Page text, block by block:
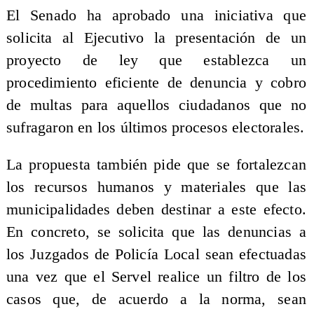
El Senado ha aprobado una iniciativa que
solicita al Ejecutivo la presentación de un
proyecto de ley que establezca un
procedimiento eficiente de denuncia y cobro
de multas para aquellos ciudadanos que no
sufragaron en los últimos procesos electorales.
La propuesta también pide que se fortalezcan
los recursos humanos y materiales que las
municipalidades deben destinar a este efecto.
En concreto, se solicita que las denuncias a
los Juzgados de Policía Local sean efectuadas
una vez que el Servel realice un filtro de los
casos que, de acuerdo a la norma, sean